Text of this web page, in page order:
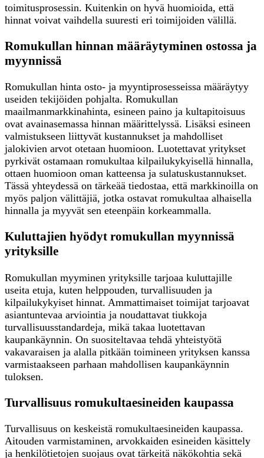
toimitusprosessin. Kuitenkin on hyvä huomioida, että
hinnat voivat vaihdella suuresti eri toimijoiden välillä.
Romukullan hinnan määräytyminen ostossa ja
myynnissä
Romukullan hinta osto- ja myyntiprosesseissa määräytyy
useiden tekijöiden pohjalta. Romukullan
maailmanmarkkinahinta, esineen paino ja kultapitoisuus
ovat avainasemassa hinnan määrittelyssä. Lisäksi esineen
valmistukseen liittyvät kustannukset ja mahdolliset
jalokivien arvot otetaan huomioon. Luotettavat yritykset
pyrkivät ostamaan romukultaa kilpailukykyisellä hinnalla,
ottaen huomioon oman katteensa ja sulatuskustannukset.
Tässä yhteydessä on tärkeää tiedostaa, että markkinoilla on
myös paljon välittäjiä, jotka ostavat romukultaa alhaisella
hinnalla ja myyvät sen eteenpäin korkeammalla.
Kuluttajien hyödyt romukullan myynnissä
yrityksille
Romukullan myyminen yrityksille tarjoaa kuluttajille
useita etuja, kuten helppouden, turvallisuuden ja
kilpailukykyiset hinnat. Ammattimaiset toimijat tarjoavat
asiantuntevaa arviointia ja noudattavat tiukkoja
turvallisuusstandardeja, mikä takaa luotettavan
kaupankäynnin. On suositeltavaa tehdä yhteistyötä
vakavaraisen ja alalla pitkään toimineen yrityksen kanssa
varmistaakseen parhaan mahdollisen kaupankäynnin
tuloksen.
Turvallisuus romukultaesineiden kaupassa
Turvallisuus on keskeistä romukultaesineiden kaupassa.
Aitouden varmistaminen, arvokkaiden esineiden käsittely
ja henkilötietojen suojaus ovat tärkeitä näkökohtia sekä